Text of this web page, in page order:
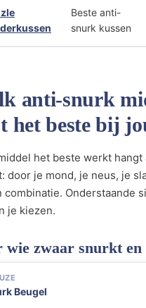
Beste anti-
snurk kussen
anti-snurk
het beste bij
het beste werkt hangt
door je mond, je neus, je
combinatie. Onderstaande
je kiezen.
wie zwaar snurkt en
structureel last van zwaar
Beugel